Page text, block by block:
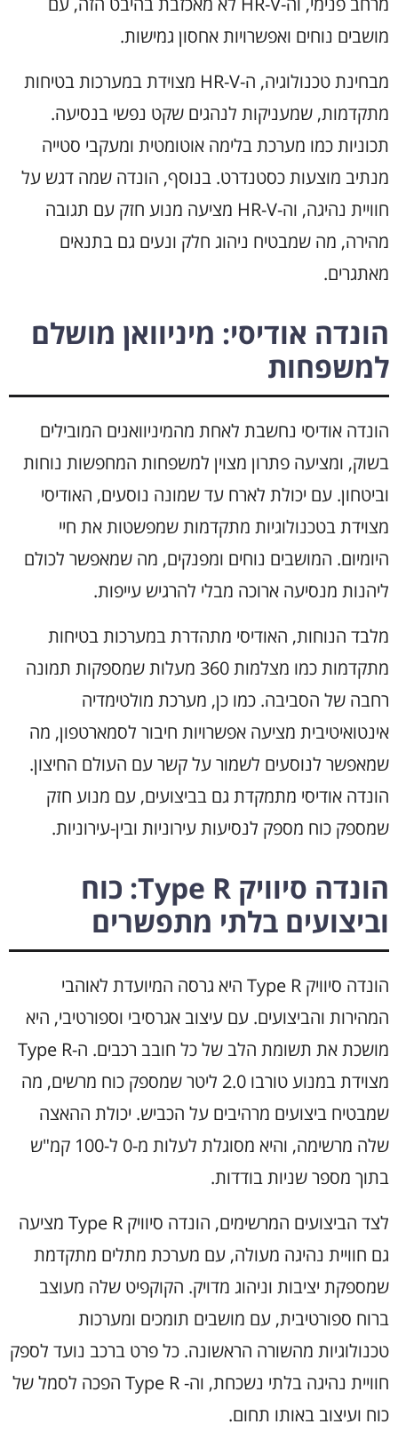
מושבים נוחים ואפשרויות אחסון גמישות.
מבחינת טכנולוגיה, ה-HR-V מצוידת במערכות בטיחות
מתקדמות, שמעניקות לנהגים שקט נפשי בנסיעה.
תכוניות כמו מערכת בלימה אוטומטית ומעקבי סטייה
מנתיב מוצעות כסטנדרט. בנוסף, הונדה שמה דגש על
חוויית נהיגה, וה-HR-V מציעה מנוע חזק עם תגובה
מהירה, מה שמבטיח ניהוג חלק ונעים גם בתנאים
מאתגרים.
הונדה אודיסי: מיניוואן מושלם
למשפחות
הונדה אודיסי נחשבת לאחת מהמיניוואנים המובילים
בשוק, ומציעה פתרון מצוין למשפחות המחפשות נוחות
וביטחון. עם יכולת לארח עד שמונה נוסעים, האודיסי
מצוידת בטכנולוגיות מתקדמות שמפשטות את חיי
היומיום. המושבים נוחים ומפנקים, מה שמאפשר לכולם
ליהנות מנסיעה ארוכה מבלי להרגיש עייפות.
מלבד הנוחות, האודיסי מתהדרת במערכות בטיחות
מתקדמות כמו מצלמות 360 מעלות שמספקות תמונה
רחבה של הסביבה. כמו כן, מערכת מולטימדיה
אינטואיטיבית מציעה אפשרויות חיבור לסמארטפון, מה
שמאפשר לנוסעים לשמור על קשר עם העולם החיצון.
הונדה אודיסי מתמקדת גם בביצועים, עם מנוע חזק
שמספק כוח מספק לנסיעות עירוניות ובין-עירוניות.
הונדה סיוויק Type R: כוח
וביצועים בלתי מתפשרים
הונדה סיוויק Type R היא גרסה המיועדת לאוהבי
המהירות והביצועים. עם עיצוב אגרסיבי וספורטיבי, היא
מושכת את תשומת הלב של כל חובב רכבים. ה-Type R
מצוידת במנוע טורבו 2.0 ליטר שמספק כוח מרשים, מה
שמבטיח ביצועים מרהיבים על הכביש. יכולת ההאצה
שלה מרשימה, והיא מסוגלת לעלות מ-0 ל-100 קמ"ש
בתוך מספר שניות בודדות.
לצד הביצועים המרשימים, הונדה סיוויק Type R מציעה
גם חוויית נהיגה מעולה, עם מערכת מתלים מתקדמת
שמספקת יציבות וניהוג מדויק. הקוקפיט שלה מעוצב
ברוח ספורטיבית, עם מושבים תומכים ומערכות
טכנולוגיות מהשורה הראשונה. כל פרט ברכב נועד לספק
חוויית נהיגה בלתי נשכחת, וה- Type R הפכה לסמל של
כוח ועיצוב באותו תחום.